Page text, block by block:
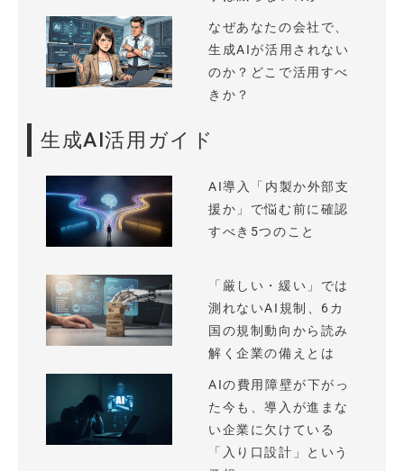
なぜあなたの会社で、
生成AIが活用されない
のか？どこで活用すべ
きか？
生成AI活用ガイド
AI導入「内製か外部支
援か」で悩む前に確認
すべき5つのこと
「厳しい・緩い」では
測れないAI規制、6カ
国の規制動向から読み
解く企業の備えとは
AIの費用障壁が下がっ
た今も、導入が進まな
い企業に欠けている
「入り口設計」という